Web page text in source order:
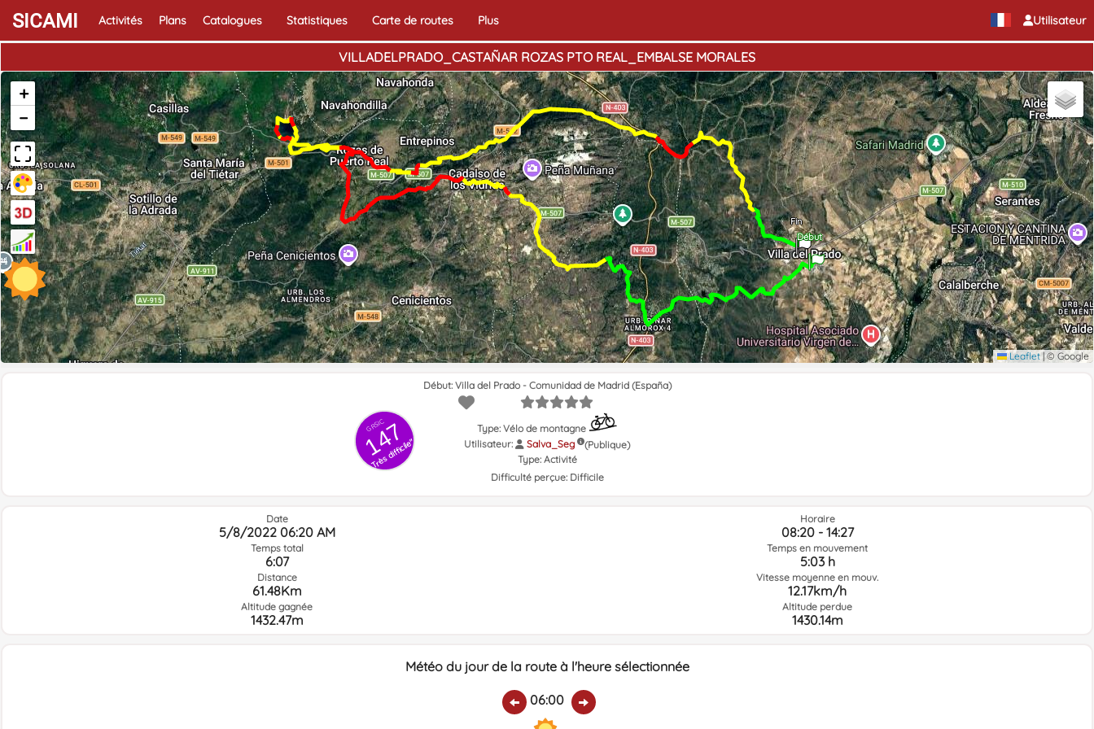
Utilisateur
SICAMI Activités Plans Catalogues Statistiques Carte de routes Plus
VILLADELPRADO_CASTAÑAR ROZAS PTO REAL_EMBALSE MORALES
Début
Fin
+
−
Leaflet |© Google
GRSIC
147
Très difficile"
Début: Villa del Prado - Comunidad de Madrid (España)
Type: Vélo de montagne
Utilisateur:
Salva_Seg
(Publique)
Type: Activité
Difficulté perçue: Difficile
Date
5/8/2022 06:20 AM
Temps total
6:07
Distance
61.48Km
Altitude gagnée
1432.47m
Horaire
08:20 - 14:27
Temps en mouvement
5:03 h
Vitesse moyenne en mouv.
12.17km/h
Altitude perdue
1430.14m
Météo du jour de la route à l'heure sélectionnée
06:00